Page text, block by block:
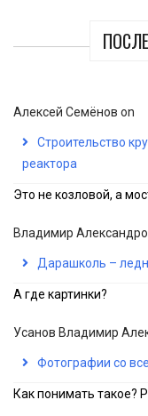
Алексей Семёнов on
Строительство
реактора
Это не козловой, а
Владимир
Дарашколь –
А где картинки?
Усанов Владимир
Фотографии со
Как понимать такое?